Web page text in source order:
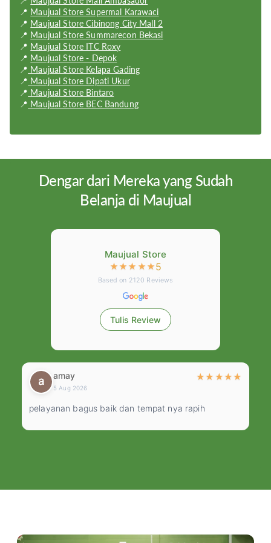
Memory:6GB;8GB RAM
Storage Description:UFS 2.1
Resolution:1080 x 2340 pixels, 19.5:9 ratio (~398 ppi density)
Display Size:6.47 inches, 102.8 cm2 (~88.6% screen-to-body
ratio)
Display Type:OLED, HDR10
Weight:192 g
Dimension:158 x 73.4 x 8.4 mm (6.22 x 2.89 x 0.33 in)
Android 9 (upgradable to EMUI 12, no Google Services)
📍 Maujual Store Supermal Karawaci
📍 Maujual Store Cibinong City Mall 2
📍 Maujual Store Summarecon Bekasi
📍 Maujual Store ITC Roxy
📍 Maujual Store - Depok
📍 Maujual Store Kelapa Gading
📍 Maujual Store Dipati Ukur
📍 Maujual Store Bintaro
📍 Maujual Store BEC Bandung
Dengar dari Mereka yang Sudah
Belanja di Maujual
Maujual Store
★★★ ★★5
Based on 2120 Reviews
Tulis Review
amay
5 Aug 2026
★★ ★★★
pelayanan bagus baik dan tempat nya rapih